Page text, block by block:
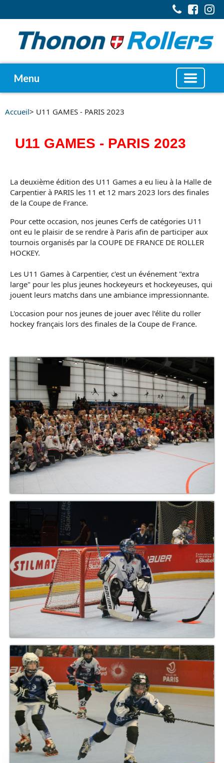
Menu
Accueil> U11 GAMES - PARIS 2023
U11 GAMES - PARIS 2023
La deuxième édition des U11 Games a eu lieu à la Halle de
Carpentier à PARIS les 11 et 12 mars 2023 lors des finales
de la Coupe de France.
Pour cette occasion, nos jeunes Cerfs de catégories U11
ont eu le plaisir de se rendre à Paris afin de participer aux
tournois organisés par la COUPE DE FRANCE DE ROLLER
HOCKEY.
Les U11 Games à Carpentier, c'est un événement "extra
large" pour les plus jeunes hockeyeurs et hockeyeuses, qui
jouent leurs matchs dans une ambiance impressionnante.
L'occasion pour nos jeunes de jouer avec l’élite du roller
hockey français lors des finales de la Coupe de France.